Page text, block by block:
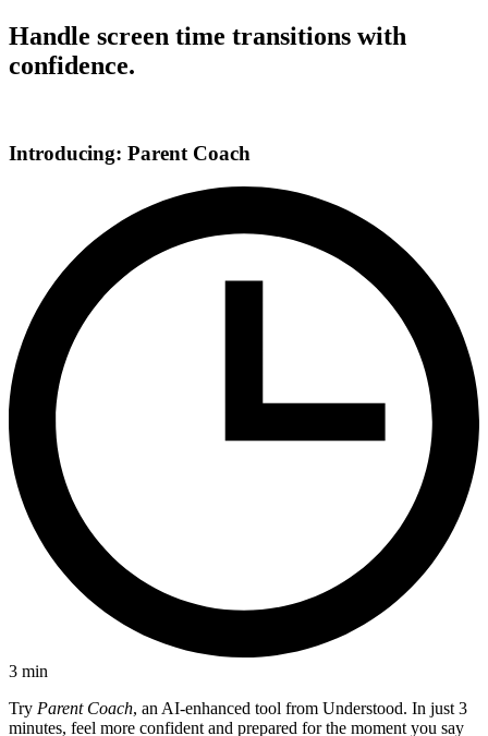
Handle screen time transitions with
confidence.
Introducing: Parent Coach
3 min
Try Parent Coach, an AI-enhanced tool from Understood. In just 3
minutes, feel more confident and prepared for the moment you say